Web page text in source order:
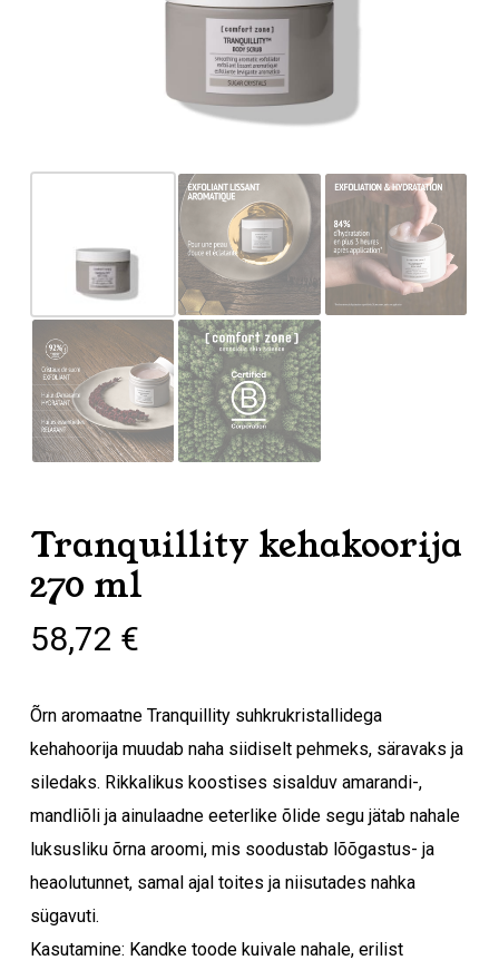
Tranquillity kehakoorija
270 ml
58,72 €
Õrn aromaatne Tranquillity suhkrukristallidega
kehahoorija muudab naha siidiselt pehmeks, säravaks ja
siledaks. Rikkalikus koostises sisalduv amarandi-,
mandliõli ja ainulaadne eeterlike õlide segu jätab nahale
luksusliku õrna aroomi, mis soodustab lõõgastus- ja
heaolutunnet, samal ajal toites ja niisutades nahka
sügavuti.
Kasutamine: Kandke toode kuivale nahale, erilist